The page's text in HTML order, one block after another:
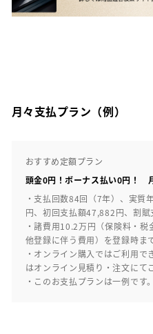
月々支払プラン（例）
おすすめ定額プラン
頭金0円！ボーナス払い0円！
・支払回数84回（7年）、実
円、初回支払額47,882円、割
・諸費用10.2万円（保険料・
他登録に伴う費用）を登録時ま
・オンライン購入ではご利用で
はオンライン見積り・注文にて
・このお支払プランは一例です